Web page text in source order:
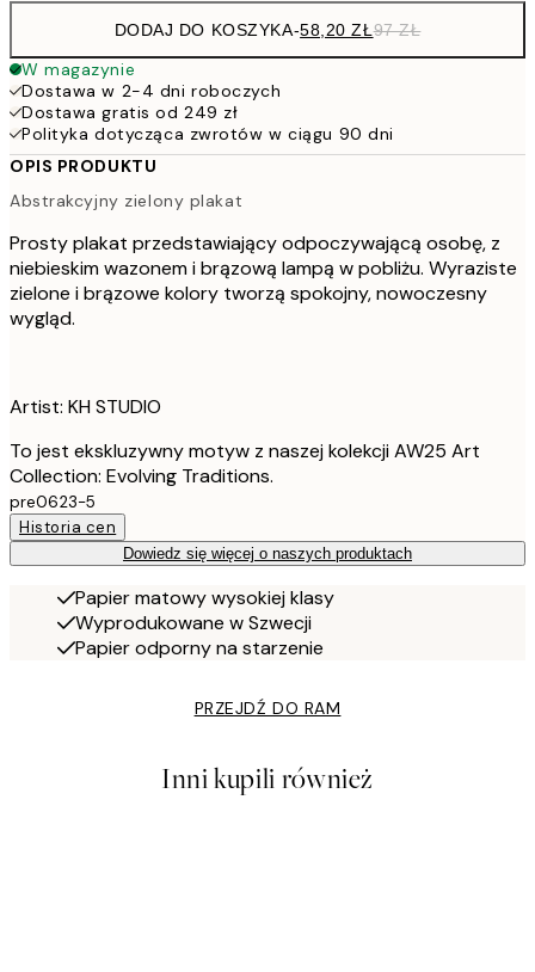
DODAJ DO KOSZYKA-58,20 ZŁ97 ZŁ
W magazynie
Dostawa w 2-4 dni roboczych
Dostawa gratis od 249 zł
Polityka dotycząca zwrotów w ciągu 90 dni
OPIS PRODUKTU
Abstrakcyjny zielony plakat
Prosty plakat przedstawiający odpoczywającą osobę, z
niebieskim wazonem i brązową lampą w pobliżu. Wyraziste
zielone i brązowe kolory tworzą spokojny, nowoczesny
wygląd.
Artist: KH STUDIO
To jest ekskluzywny motyw z naszej kolekcji AW25 Art
Collection: Evolving Traditions.
pre0623-5
Historia cen
Dowiedz się więcej o naszych produktach
Papier matowy wysokiej klasy
Wyprodukowane w Szwecji
Papier odporny na starzenie
PRZEJDŹ DO RAM
Inni kupili również